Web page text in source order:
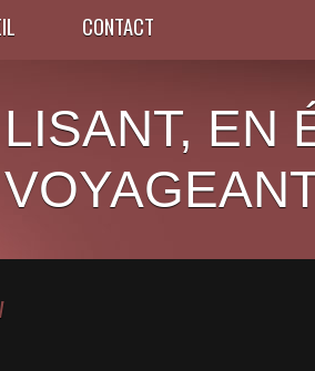
CONTACT
EN